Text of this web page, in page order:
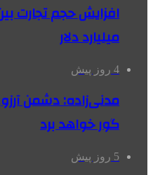
میلیارد دلار
4 روز پیش
مدنی‌زاده: دشمن
گور خواهد برد
5 روز پیش